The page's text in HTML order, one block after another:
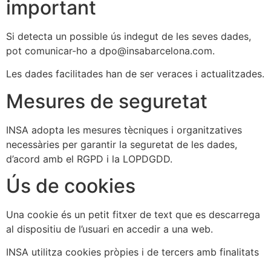
important
Si detecta un possible ús indegut de les seves dades,
pot comunicar-ho a dpo@insabarcelona.com.
Les dades facilitades han de ser veraces i actualitzades.
Mesures de seguretat
INSA adopta les mesures tècniques i organitzatives
necessàries per garantir la seguretat de les dades,
d’acord amb el RGPD i la LOPDGDD.
Ús de cookies
Una cookie és un petit fitxer de text que es descarrega
al dispositiu de l’usuari en accedir a una web.
INSA utilitza cookies pròpies i de tercers amb finalitats